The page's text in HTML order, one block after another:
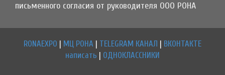
письменного согласия от руководителя ООО РОНА
RONAEXPO МЦ РОНА TELEGRAM КАНАЛ
ВКОНТАКТЕ
написать
ОДНОКЛАССНИКИ